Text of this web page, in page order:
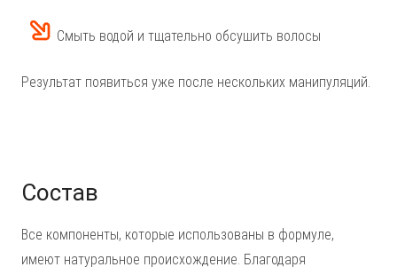
Смыть водой и тщательно обсушить волосы
Результат появиться уже после нескольких манипуляций.
Состав
Все компоненты, которые использованы в формуле,
имеют натуральное происхождение. Благодаря